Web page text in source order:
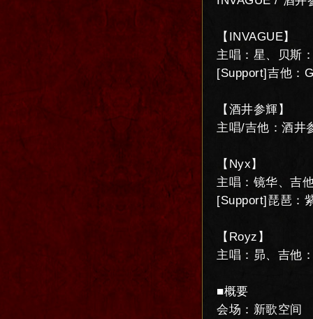
【INVAGUE】
主唱：星、贝斯
[Support]吉他：
【酒井参輝】
主唱/吉他：酒井
【Nyx】
主唱：镜华、吉
[Support]琵琶：
【Royz】
主唱：昴、吉他
■概要
会场：新歌空间